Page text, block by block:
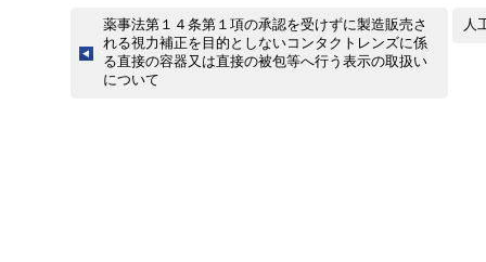
薬事法第１４条第１項の承認を受けずに製造販売さ
れる視力補正を目的としないコンタクトレンズに係
る直接の容器又は直接の被包等へ行う表示の取扱い
について
人